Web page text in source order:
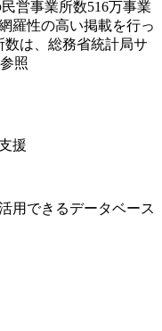
営事業所数516万事業
羅性の高い掲載を行っ
は、総務省統計局サ
照
援
用できるデータベース